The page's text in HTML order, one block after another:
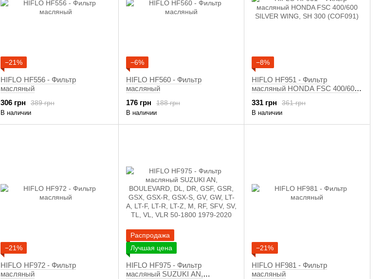
−21%
HIFLO HF556 - Фильтр
масляный
389 грн
306 грн
В наличии
−6%
HIFLO HF560 - Фильтр
масляный
188 грн
176 грн
В наличии
−8%
HIFLO HF951 - Фильтр
масляный HONDA FSC 400/600
361 грн
331 грн
В наличии
−21%
HIFLO HF972 - Фильтр
масляный
Распродажа
Лучшая цена
HIFLO HF975 - Фильтр
масляный SUZUKI AN,
−21%
HIFLO HF981 - Фильтр
масляный